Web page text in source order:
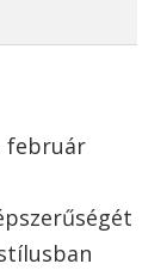
február